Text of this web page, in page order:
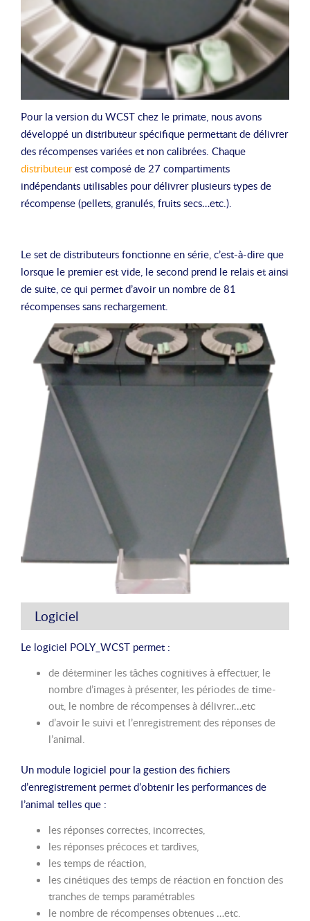
Pour la version du WCST chez le primate, nous avons
développé un distributeur spécifique permettant de délivrer
des récompenses variées et non calibrées. Chaque
distributeurest composé de 27 compartiments
indépendants utilisables pour délivrer plusieurs types de
récompense (pellets, granulés, fruits secs…etc.).
Le set de distributeurs fonctionne en série, c’est-à-dire que
lorsque le premier est vide, le second prend le relais et ainsi
de suite, ce qui permet d’avoir un nombre de 81
récompenses sans rechargement.
Logiciel
Le logiciel POLY_WCST permet :
de déterminer les tâches cognitives à effectuer, le
nombre d’images à présenter, les périodes de time-
out, le nombre de récompenses à délivrer…etc
d’avoir le suivi et l’enregistrement des réponses de
l’animal.
Un module logiciel pour la gestion des fichiers
d’enregistrement permet d’obtenir les performances de
l’animal telles que :
les réponses correctes, incorrectes,
les réponses précoces et tardives,
les temps de réaction,
les cinétiques des temps de réaction en fonction des
tranches de temps paramétrables
le nombre de récompenses obtenues …etc.